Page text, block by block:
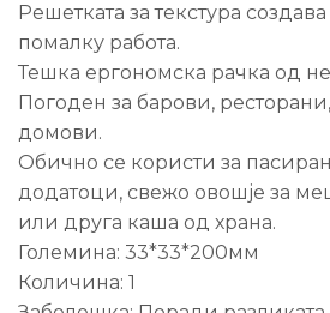
Решетката за текстура
помалку работа.
Тешка ергономска рачка од
Погоден за барови,
домови.
Обично се користи за
додатоци, свежо овошје за
или друга каша од храна.
Големина: 33*33*200мм
Количина: 1